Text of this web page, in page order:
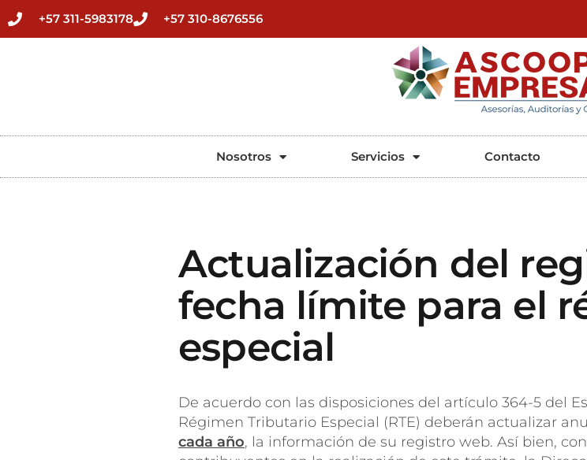
+57 311-5983178 +57 310-8676556
Nosotros Servicios Contacto
Actualización del
fecha límite para el
especial
De acuerdo con las disposiciones del artículo 364-5 del
Régimen Tributario Especial (RTE) deberán actualizar
cada año, la información de su registro web. Así bien,